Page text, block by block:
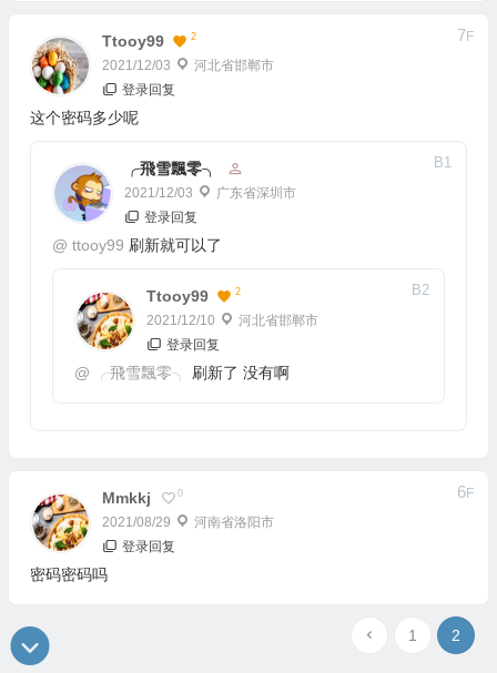
Ttooy99 2
2021/12/03 河北省邯郸市
7F
登录回复
这个密码多少呢
╭飛雪飄零╮
2021/12/03 广东省深圳市
B1
登录回复
@ ttooy99 刷新就可以了
Ttooy99 2
2021/12/10 河北省邯郸市
B2
登录回复
@ ╭飛雪飄零╮ 刷新了 没有啊
Mmkkj 0
2021/08/29 河南省洛阳市
6F
登录回复
密码密码吗
1 2